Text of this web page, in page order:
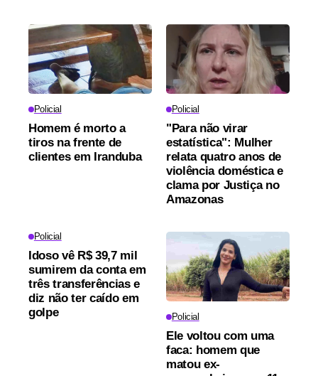
Policial
Homem é morto a
tiros na frente de
clientes em Iranduba
Policial
"Para não virar
estatística": Mulher
relata quatro anos de
violência doméstica e
clama por Justiça no
Amazonas
Policial
Idoso vê R$ 39,7 mil
sumirem da conta em
três transferências e
diz não ter caído em
golpe
Policial
Ele voltou com uma
faca: homem que
matou ex-